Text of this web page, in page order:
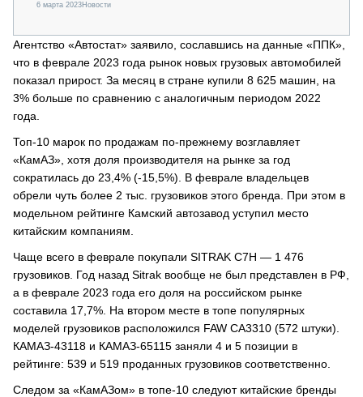
6 марта 2023Новости
Агентство «Автостат» заявило, сославшись на данные «ППК»,
что в феврале 2023 года рынок новых грузовых автомобилей
показал прирост. За месяц в стране купили 8 625 машин, на
3% больше по сравнению с аналогичным периодом 2022
года.
Топ-10 марок по продажам по-прежнему возглавляет
«КамАЗ», хотя доля производителя на рынке за год
сократилась до 23,4% (-15,5%). В феврале владельцев
обрели чуть более 2 тыс. грузовиков этого бренда. При этом в
модельном рейтинге Камский автозавод уступил место
китайским компаниям.
Чаще всего в феврале покупали SITRAK C7H — 1 476
грузовиков. Год назад Sitrak вообще не был представлен в РФ,
а в феврале 2023 года его доля на российском рынке
составила 17,7%. На втором месте в топе популярных
моделей грузовиков расположился FAW CA3310 (572 штуки).
КАМАЗ-43118 и КАМАЗ-65115 заняли 4 и 5 позиции в
рейтинге: 539 и 519 проданных грузовиков соответственно.
Следом за «КамАЗом» в топе-10 следуют китайские бренды